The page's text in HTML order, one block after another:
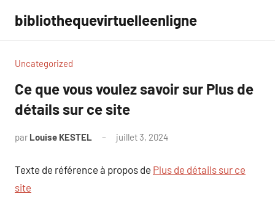
contenu
bibliothequevirtuelleenligne
Uncategorized
Ce que vous voulez savoir sur Plus de
détails sur ce site
par Louise KESTEL juillet 3, 2024
Texte de référence à propos de Plus de détails sur ce
site